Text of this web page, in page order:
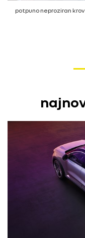
potpuno neproziran krov